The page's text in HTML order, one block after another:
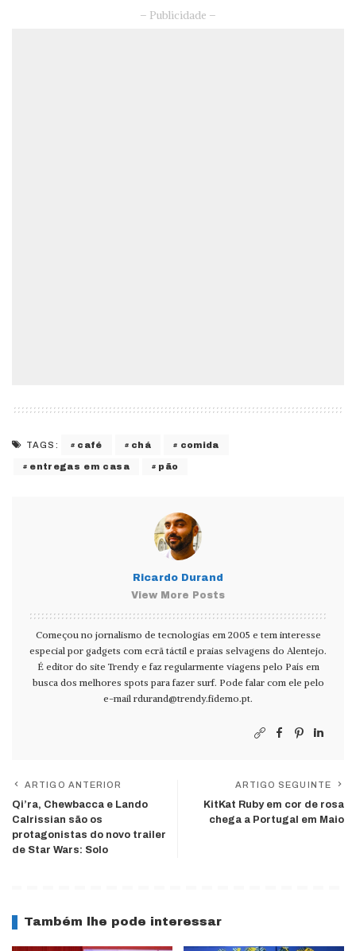
– Publicidade –
TAGS: café chá comida
entregas em casa pão
Ricardo Durand
View More Posts
Começou no jornalismo de tecnologias em 2005 e tem interesse
especial por gadgets com ecrã táctil e praias selvagens do Alentejo.
É editor do site Trendy e faz regularmente viagens pelo País em
busca dos melhores spots para fazer surf. Pode falar com ele pelo
e-mail rdurand@trendy.fidemo.pt.
ARTIGO ANTERIOR
Qi’ra, Chewbacca e Lando
Calrissian são os
protagonistas do novo trailer
de Star Wars: Solo
ARTIGO SEGUINTE
KitKat Ruby em cor de rosa
chega a Portugal em Maio
Também lhe pode interessar